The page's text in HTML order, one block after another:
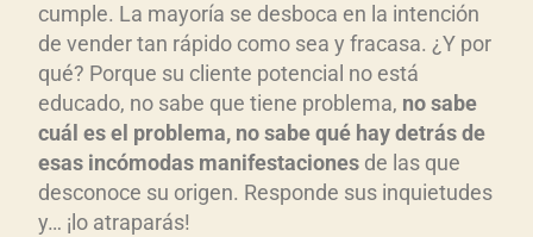
cumple. La mayoría se desboca en la intención
de vender tan rápido como sea y fracasa. ¿Y por
qué? Porque su cliente potencial no está
educado, no sabe que tiene problema, no sabe
cuál es el problema, no sabe qué hay detrás de
esas incómodas manifestaciones de las que
desconoce su origen. Responde sus inquietudes
y… ¡lo atraparás!